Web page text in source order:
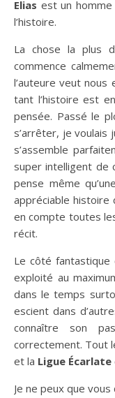
Elias est un
l’histoire.
La chose la plus
commence
l’auteure veut nous
tant l’histoire est
pensée. Passé le
s’arrêter, je voulais
s’assemble
super intelligent de
pense même
appréciable
en compte toutes
récit.
Le côté fantastique
exploité au
dans le temps
escient dans
connaître son
correctement. Tout
et la Ligue Écarlate
Je ne peux que